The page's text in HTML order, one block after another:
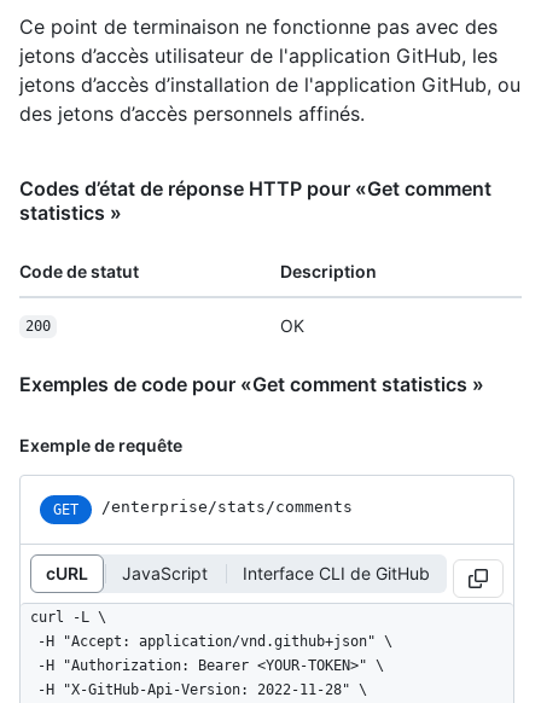
Ce point de terminaison ne fonctionne pas avec des
jetons d’accès utilisateur de l'application GitHub, les
jetons d’accès d’installation de l'application GitHub, ou
des jetons d’accès personnels affinés.
Codes d’état de réponse HTTP pour «Get comment
statistics »
Code de statut Description
200 OK
Exemples de code pour «Get comment statistics »
Exemple de requête
GET /enterprise /stats /comments
cURL JavaScript Interface CLI de GitHub
curl -L \